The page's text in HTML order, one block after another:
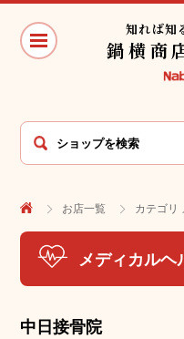
知れば知
鍋横商
お店一覧 カテゴリ
メディカルヘ
中日接骨院